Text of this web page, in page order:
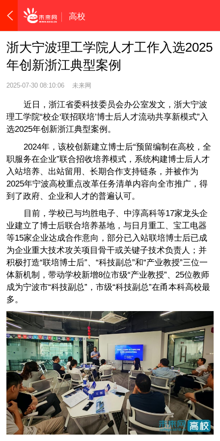
高校
浙大宁波理工学院​人才工作入选2025
年创新浙江典型案例
2025-07-30 08:10:06 未来网
近日，浙江省委科技委员会办公室发文，浙大宁波
理工学院“校企‘联招联培’博士后人才流动共享新模式”入
选2025年创新浙江典型案例。
2024年，该校创新建立博士后“预留编制在高校，全
职服务在企业”联合招收培养模式，系统构建博士后人才
入站培养、出站留用、长期合作支持链条，并被作为
2025年宁波高校重点改革任务清单内容向全市推广，得
到了政府、企业和人才的普遍认可。
目前，学校已与均胜电子、中淳高科等17家龙头企
业建立了博士后联合培养基地，与日月重工、宝工电器
等15家企业达成合作意向，部分已入站联培博士后已成
为企业重大技术攻关项目骨干或关键子技术负责人；并
积极打造“联培博士后”、“科技副总”和“产业教授”三位一
体新机制，带动学校新增8位市级“产业教授”、25位教师
成为宁波市“科技副总”，市级“科技副总”在甬本科高校最
多。